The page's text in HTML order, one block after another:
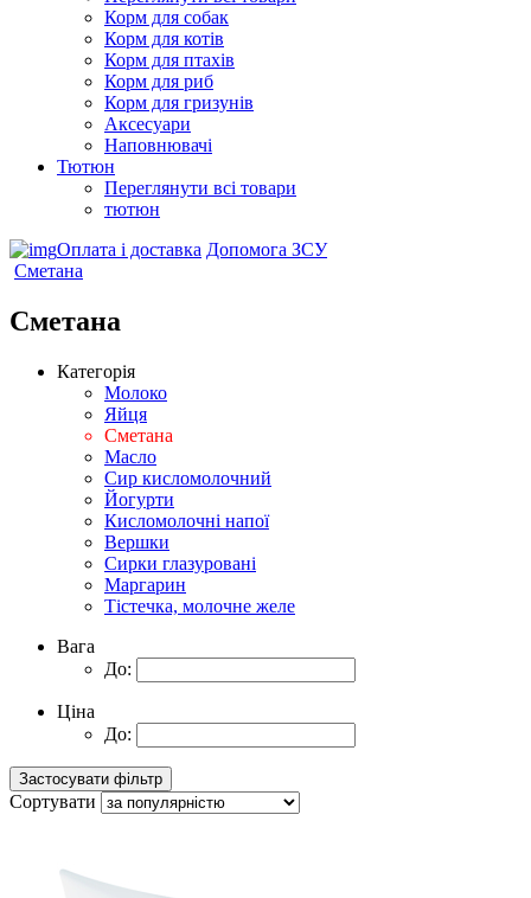
Корм для собак
Корм для котів
Корм для птахів
Корм для риб
Корм для гризунів
Аксесуари
Наповнювачі
Тютюн
Переглянути всі товари
тютюн
Оплата і доставка Допомога ЗСУ
Сметана
Сметана
Категорія
Молоко
Яйця
Сметана
Масло
Сир кисломолочний
Йогурти
Кисломолочні напої
Вершки
Сирки глазуровані
Маргарин
Тістечка, молочне желе
Вага
До:
Ціна
До:
Сортувати